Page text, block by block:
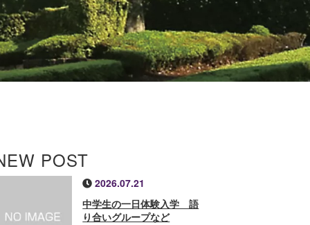
POST
2026.07.21
中学生の一日体験入学 語
り合いグループなど